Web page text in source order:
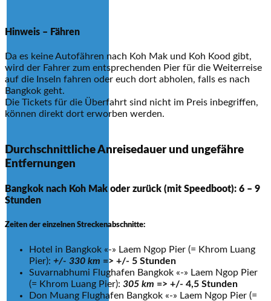
Hinweis – Fähren
Da es keine Autofähren nach Koh Mak und Koh Kood gibt,
wird der Fahrer zum entsprechenden Pier für die Weiterreise
auf die Inseln fahren oder euch dort abholen, falls es nach
Bangkok geht.
Die Tickets für die Überfahrt sind nicht im Preis inbegriffen,
können direkt dort erworben werden.
Durchschnittliche Anreisedauer und ungefähre
Entfernungen
Bangkok nach Koh Mak oder zurück (mit Speedboot): 6 – 9
Stunden
Zeiten der einzelnen Streckenabschnitte:
Hotel in Bangkok «-» Laem Ngop Pier (= Khrom Luang
Pier): +/- 330 km => +/- 5 Stunden
Suvarnabhumi Flughafen Bangkok «-» Laem Ngop Pier
(= Khrom Luang Pier): 305 km => +/- 4,5 Stunden
Don Muang Flughafen Bangkok «-» Laem Ngop Pier (=